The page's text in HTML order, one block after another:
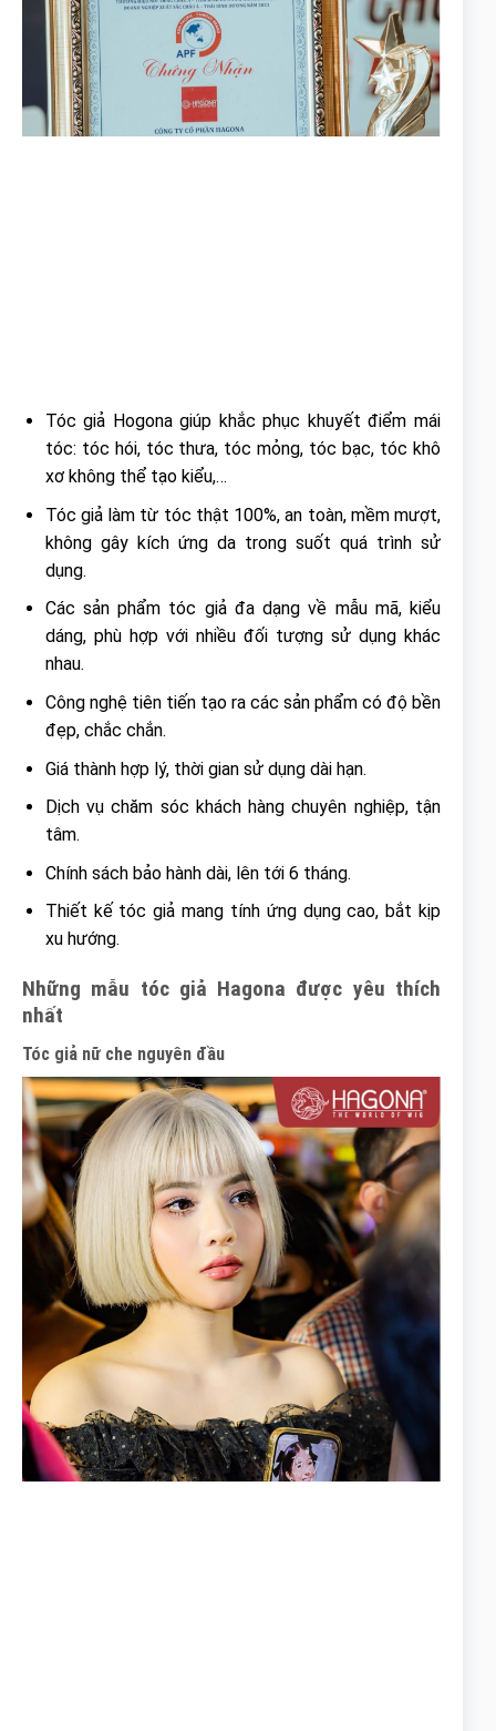
Tóc giả Hogona giúp khắc phục khuyết điểm mái
tóc: tóc hói, tóc thưa, tóc mỏng, tóc bạc, tóc khô
xơ không thể tạo kiểu,…
Tóc giả làm từ tóc thật 100%, an toàn, mềm mượt,
không gây kích ứng da trong suốt quá trình sử
dụng.
Các sản phẩm tóc giả đa dạng về mẫu mã, kiểu
dáng, phù hợp với nhiều đối tượng sử dụng khác
nhau.
Công nghệ tiên tiến tạo ra các sản phẩm có độ bền
đẹp, chắc chắn.
Giá thành hợp lý, thời gian sử dụng dài hạn.
Dịch vụ chăm sóc khách hàng chuyên nghiệp, tận
tâm.
Chính sách bảo hành dài, lên tới 6 tháng.
Thiết kế tóc giả mang tính ứng dụng cao, bắt kịp
xu hướng.
Những mẫu tóc giả Hagona được yêu thích
nhất
Tóc giả nữ che nguyên đầu